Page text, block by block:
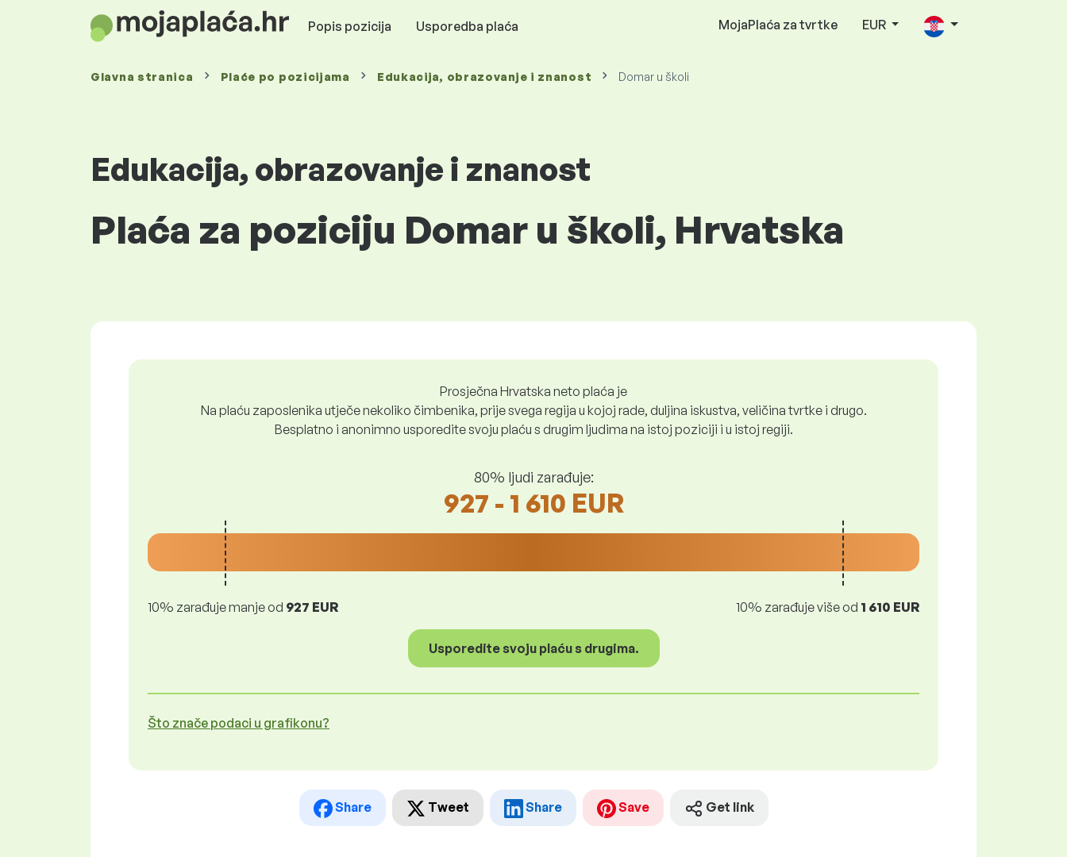
Popis pozicija Usporedba plaća MojaPlaća za tvrtke EUR
Glavna stranica Plaće po pozicijama Edukacija, obrazovanje i znanost Domar u školi
Edukacija, obrazovanje i znanost
Plaća za poziciju Domar u školi, Hrvatska
Prosječna Hrvatska neto plaća je
Na plaću zaposlenika utječe nekoliko čimbenika, prije svega regija u kojoj rade, duljina iskustva, veličina tvrtke i drugo.
Besplatno i anonimno usporedite svoju plaću s drugim ljudima na istoj poziciji i u istoj regiji.
80% ljudi zarađuje:
927 - 1 610 EUR
10% zarađuje manje od 927 EUR 10% zarađuje više od 1 610 EUR
Usporedite svoju plaću s drugima.
Što znače podaci u grafikonu?
Share Tweet Share Save Get link